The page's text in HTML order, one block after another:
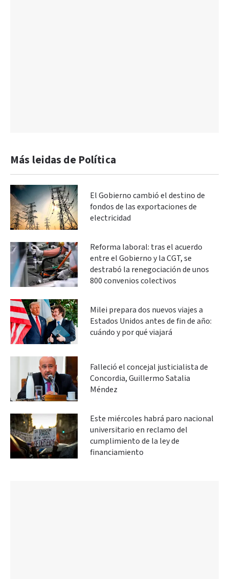
Más leidas de Política
El Gobierno cambió el destino de
fondos de las exportaciones de
electricidad
Reforma laboral: tras el acuerdo
entre el Gobierno y la CGT, se
destrabó la renegociación de unos
800 convenios colectivos
Milei prepara dos nuevos viajes a
Estados Unidos antes de fin de año:
cuándo y por qué viajará
Falleció el concejal justicialista de
Concordia, Guillermo Satalia
Méndez
Este miércoles habrá paro nacional
universitario en reclamo del
cumplimiento de la ley de
financiamiento